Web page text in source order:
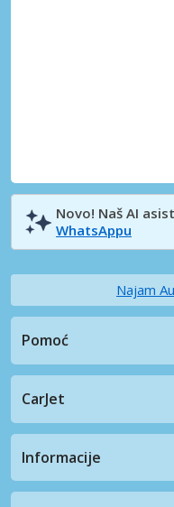
Novo! Naš AI
WhatsAppu
Najam
Pomoć
CarJet
Informacije